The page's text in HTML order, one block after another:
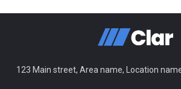
123 Main street, Area name, Location